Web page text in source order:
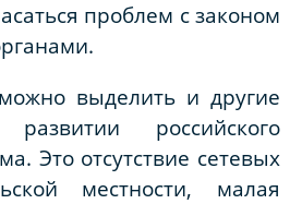
проблем с законом
выделить и другие
российского
Это отсутствие сетевых
местности, малая